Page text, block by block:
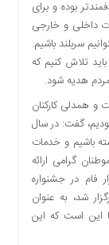
بوده و برای
داخلی و خارجی
سربلند باشیم.
تلاش کنیم که
هدیه شود.
و همدلی کارکنان
را شاهد بودیم، گفت: در سال
باشیم و خدمات
گرامی ارائه
فام در جشنواره
شد، به عنوان
این است که این